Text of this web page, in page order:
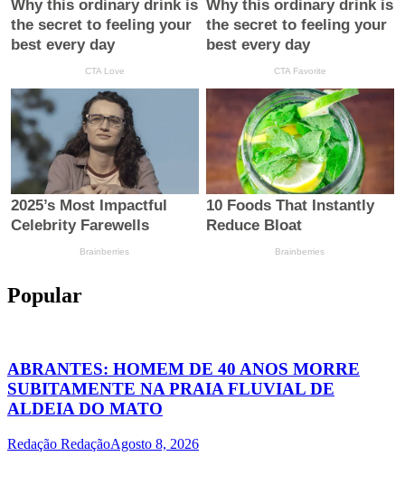
Popular
ABRANTES: HOMEM DE 40 ANOS MORRE
SUBITAMENTE NA PRAIA FLUVIAL DE
ALDEIA DO MATO
Redação RedaçãoAgosto 8, 2026